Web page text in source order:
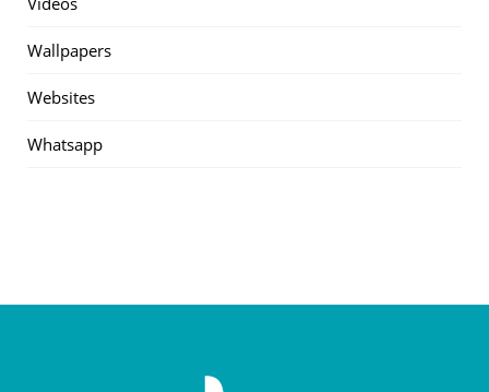
Wallpapers
Websites
Whatsapp